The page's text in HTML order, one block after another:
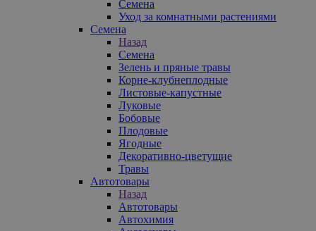
Семена
Уход за комнатными растениями
Семена
Назад
Семена
Зелень и пряные травы
Корне-клубнеплодные
Листовые-капустные
Луковые
Бобовые
Плодовые
Ягодные
Декоративно-цветущие
Травы
Автотовары
Назад
Автотовары
Автохимия